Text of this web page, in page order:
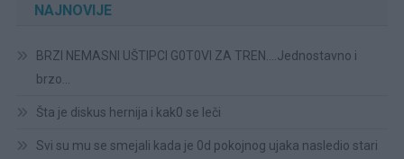
NAJNOVIJE
BRZI NEMASNI UŠTIPCI G0T0VI ZA TREN….Jednostavno i
brzo…
Šta je diskus hernija i kak0 se leči
Svi su mu se smejali kada je 0d pokojnog ujaka nasledio stari